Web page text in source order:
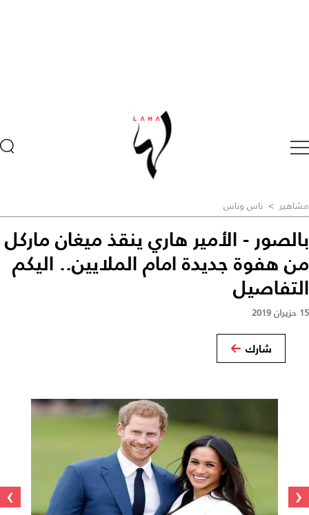
مشاهير > ناس وناس
بالصور - الأمير هاري ينقذ ميغان ماركل
من هفوة جديدة امام الملايين.. اليكم
التفاصيل
15 حزيران 2019
شارك
‹
›